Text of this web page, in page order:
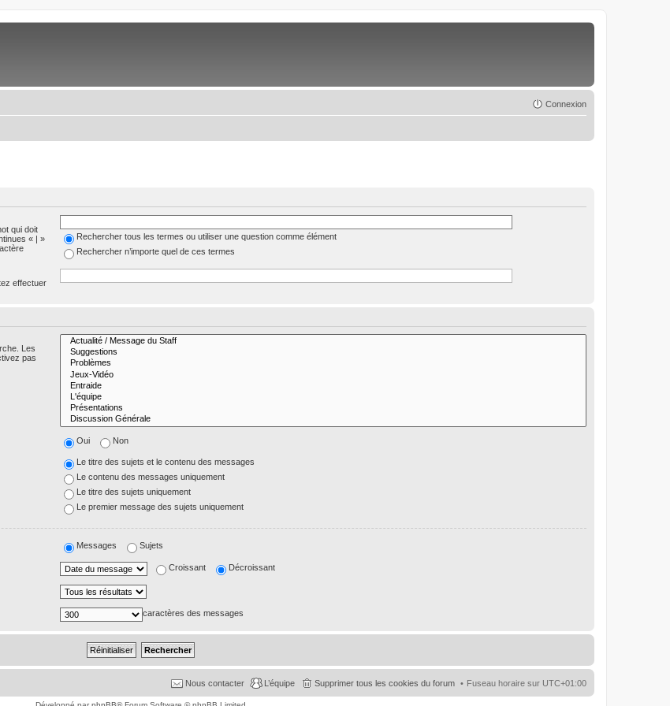
Connexion
qui doit
« | »
Rechercher tous les termes ou utiliser une question comme élément
Rechercher n’importe quel de ces termes
effectuer
Les
pas
Oui Non
Le titre des sujets et le contenu des messages
Le contenu des messages uniquement
Le titre des sujets uniquement
Le premier message des sujets uniquement
Messages Sujets
Croissant Décroissant
caractères des messages
Fuseau horaire sur UTC+01:00
Supprimer tous les cookies du forum
L’équipe
Nous contacter